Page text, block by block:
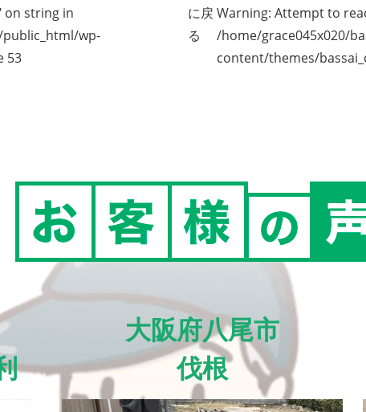
on string in
wp-
53
に戻
る
Warning: Attempt to
/home/grace045x020/
content/themes/
大阪府八尾市
伐根